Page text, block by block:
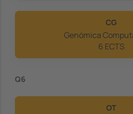
CG
Genómica
6 ECTS
Q6
OT